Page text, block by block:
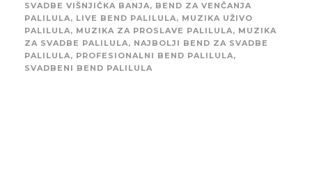
SVADBE VIŠNJIČKA BANJA, BEND ZA VENČANJA
PALILULA, LIVE BEND PALILULA, MUZIKA UŽIVO
PALILULA, MUZIKA ZA PROSLAVE PALILULA, MUZIKA
ZA SVADBE PALILULA, NAJBOLJI BEND ZA SVADBE
PALILULA, PROFESIONALNI BEND PALILULA,
SVADBENI BEND PALILULA